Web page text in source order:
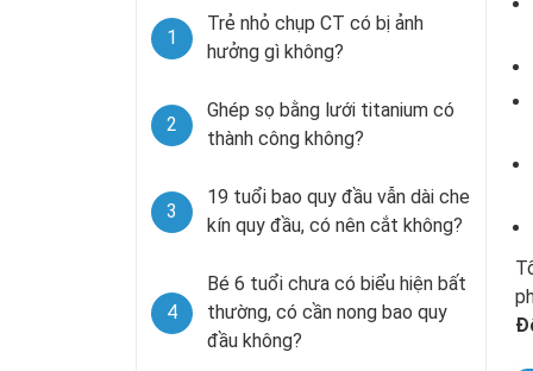
1
Trẻ nhỏ chụp CT có bị ảnh
hưởng gì không?
2
Ghép sọ bằng lưới titanium có
thành công không?
3
19 tuổi bao quy đầu vẫn dài che
kín quy đầu, có nên cắt không?
4
Bé 6 tuổi chưa có biểu hiện bất
thường, có cần nong bao quy
đầu không?